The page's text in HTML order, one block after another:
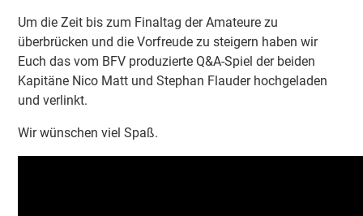
Um die Zeit bis zum Finaltag der Amateure zu
überbrücken und die Vorfreude zu steigern haben wir
Euch das vom BFV produzierte Q&A-Spiel der beiden
Kapitäne Nico Matt und Stephan Flauder hochgeladen
und verlinkt.
Wir wünschen viel Spaß.